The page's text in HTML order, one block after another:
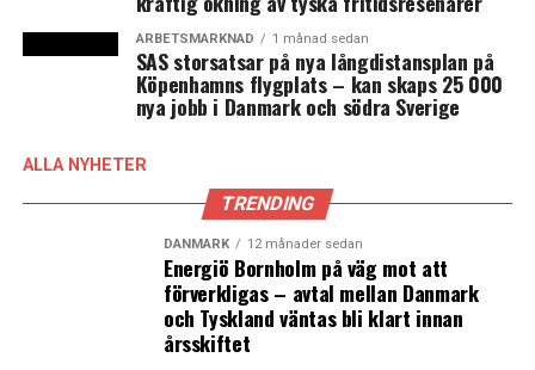
ARBETSMARKNAD 1 månad sedan
SAS storsatsar på nya långdistansplan på
Köpenhamns flygplats – kan skaps 25 000
nya jobb i Danmark och södra Sverige
ALLA NYHETER
TRENDING
DANMARK 12 månader sedan
Energiö Bornholm på väg mot att
förverkligas – avtal mellan Danmark
och Tyskland väntas bli klart innan
årsskiftet